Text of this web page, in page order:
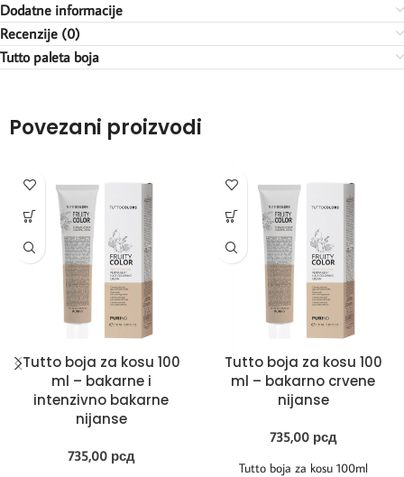
Dodatne informacije
Recenzije (0)
Tutto paleta boja
Povezani proizvodi
Tutto boja za kosu 100
ml – bakarne i
intenzivno bakarne
nijanse
735,00 рсд
Tutto boja za kosu 100
ml – bakarno crvene
nijanse
735,00 рсд
Tutto boja za kosu 100ml